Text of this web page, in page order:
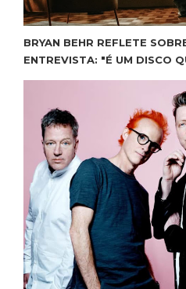
BRYAN BEHR REFLETE
ENTREVISTA: "É UM DISCO